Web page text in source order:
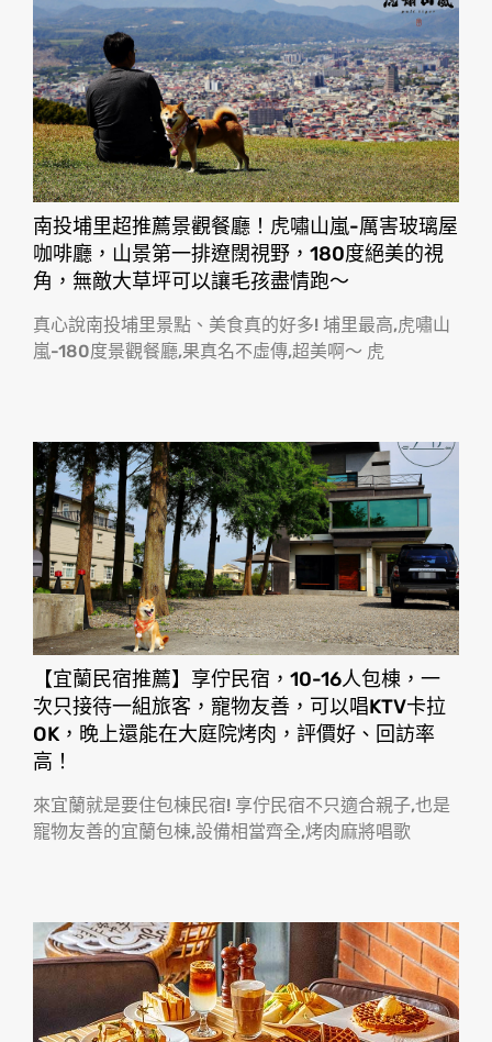
南投埔里超推薦景觀餐廳！虎嘯山嵐-厲害玻璃屋
咖啡廳，山景第一排遼闊視野，180度絕美的視
角，無敵大草坪可以讓毛孩盡情跑〜
真心說南投埔里景點、美食真的好多! 埔里最高,虎嘯山
嵐-180度景觀餐廳,果真名不虛傳,超美啊〜 虎
【宜蘭民宿推薦】享佇民宿，10-16人包棟，一
次只接待一組旅客，寵物友善，可以唱KTV卡拉
OK，晚上還能在大庭院烤肉，評價好、回訪率
高！
來宜蘭就是要住包棟民宿! 享佇民宿不只適合親子,也是
寵物友善的宜蘭包棟,設備相當齊全,烤肉麻將唱歌